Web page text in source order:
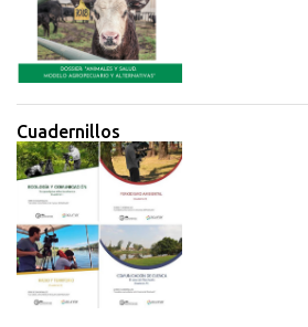
Cuadernillos